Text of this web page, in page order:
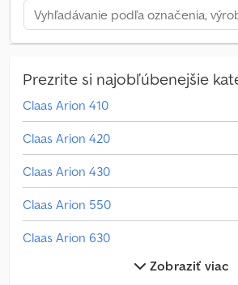
závesu, Vonkajšie ovládanie hydraulických
ovládanie zadného vývodového hriadeľa,
(vzadu), Automatický navádzací systém
počítač, Navádzací systém Trimble, Miesto
Dksdpjzdh Trsfx Afljr
Prezrite si najobľúbenejšie
Claas Arion 410
Claas Arion 420
Claas Arion 430
Claas Arion 550
Claas Arion 630
Zobraziť viac